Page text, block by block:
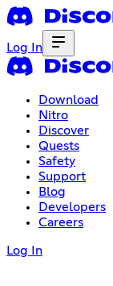
Log In
Download
Nitro
Discover
Quests
Safety
Support
Blog
Developers
Careers
Log In